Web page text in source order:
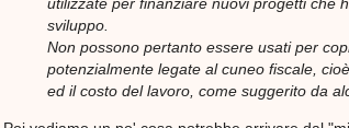
sviluppo.
Non possono pertanto essere usati per
potenzialmente legate al cuneo fiscale,
ed il costo del lavoro, come suggerito da